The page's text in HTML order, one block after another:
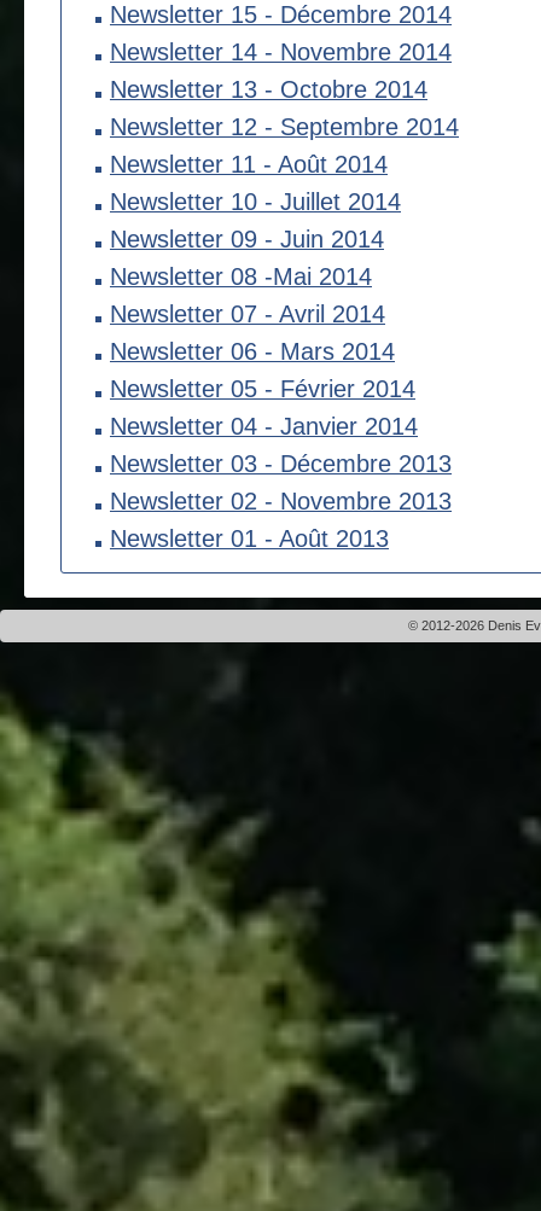
Newsletter 15 - Décembre 2014
Newsletter 14 - Novembre 2014
Newsletter 13 - Octobre 2014
Newsletter 12 - Septembre 2014
Newsletter 11 - Août 2014
Newsletter 10 - Juillet 2014
Newsletter 09 - Juin 2014
Newsletter 08 -Mai 2014
Newsletter 07 - Avril 2014
Newsletter 06 - Mars 2014
Newsletter 05 - Février 2014
Newsletter 04 - Janvier 2014
Newsletter 03 - Décembre 2013
Newsletter 02 - Novembre 2013
Newsletter 01 - Août 2013
© 2012-2026 Denis